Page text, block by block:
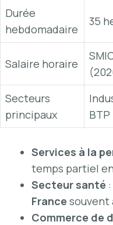
Durée
hebdomadaire
35
Salaire horaire
Secteurs
principaux
BTP
Services à la
temps partiel
Secteur santé
France souvent
Commerce de